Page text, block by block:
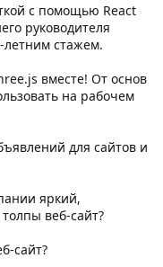
с помощью React
руководителя
стажем.
вместе! От основ
на рабочем
для сайтов и
яркий,
веб-сайт?
сайт?